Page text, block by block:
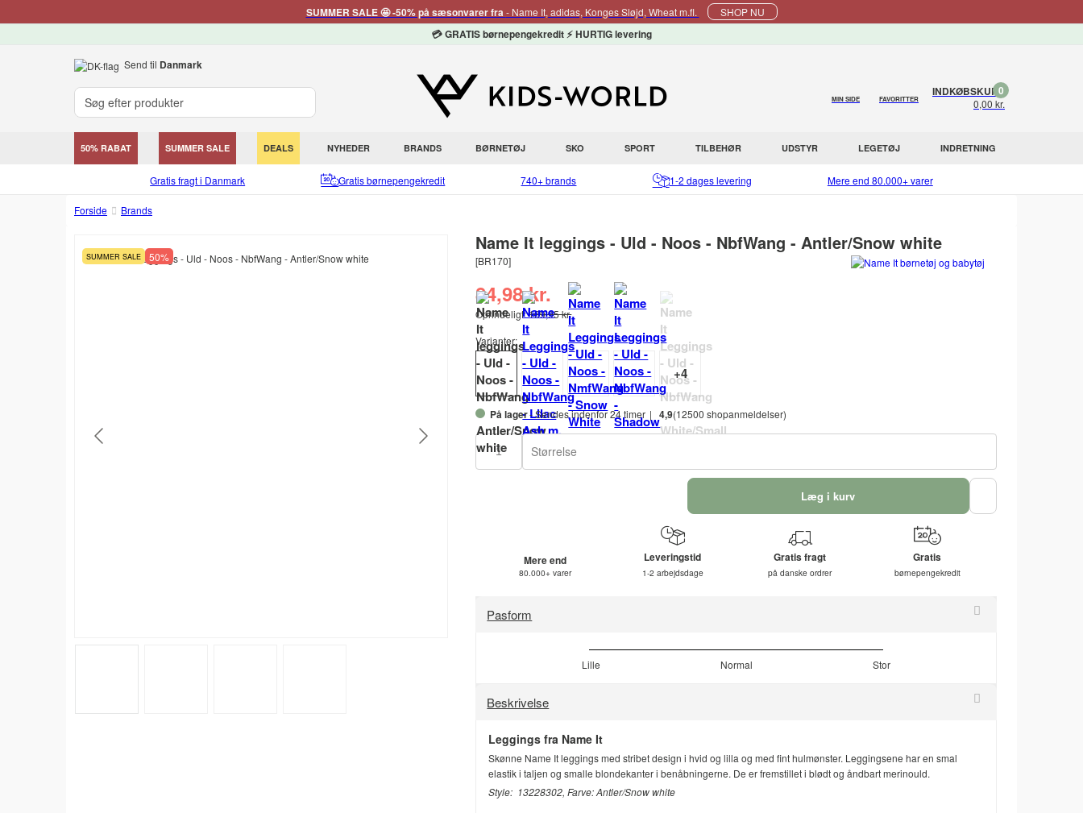
SUMMER SALE 🤩 -50% på sæsonvarer fra- Name It, adidas, Konges Sløjd, Wheat m.fl. SHOP NU
💳 GRATIS børnepengekredit ⚡ HURTIG levering
Send til Danmark
MIN SIDE FAVORITTER
INDKØBSKURV
0,00 kr.
0
50% RABAT SUMMER SALE DEALS NYHEDER BRANDS BØRNETØJ SKO SPORT TILBEHØR UDSTYR LEGETØJ INDRETNING
Gratis fragt i Danmark Gratis børnepengekredit 740+ brands 1-2 dages levering Mere end 80.000+ varer
Forside Brands
SUMMER SALE 50%
Name It leggings - Uld - Noos - NbfWang - Antler/Snow white
[BR170]
84,98 kr.
Oprindeligt:169,95 kr.
Varianter:
På lager- Sendes indenfor 24 timer 4,9(12500 shopanmeldelser)
Størrelse
Læg i kurv
Mere end
80.000+ varer
Leveringstid
1-2 arbejdsdage
Gratis fragt
på danske ordrer
Gratis
børnepengekredit
Pasform
Lille Normal Stor
Beskrivelse
Leggings fra Name It
Skønne Name It leggings med stribet design i hvid og lilla og med fint hulmønster. Leggingsene har en smal
elastik i taljen og smalle blondekanter i benåbningerne. De er fremstillet i blødt og åndbart merinould.
Style: 13228302, Farve: Antler/Snow white